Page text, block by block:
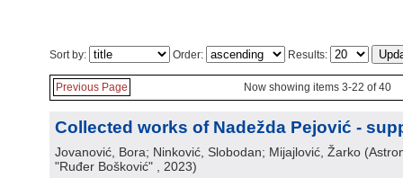
Sort by: Order: Results:
Previous Page Now showing items 3-22 of 40
Collected works of Nadežda Pejović -
Jovanović, Bora; Ninković, Slobodan; Mijajlović, Žarko (
"Ruđer Bošković"
, 2023)